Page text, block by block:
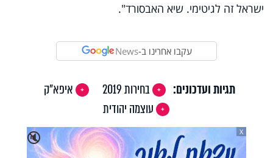
ישראל זה לגיטימי. שיא האבסורד".
עקבו אחרינו ב-News
תגיות ועדכונים: בחירות 2019
איפא"ק
עוצמה יהודית
🔇
X